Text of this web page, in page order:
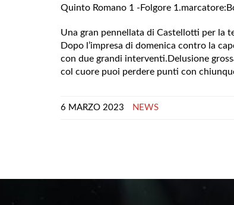
Quinto Romano 1 -Folgore
Una gran pennellata di Castellotti per la
Dopo l’impresa di domenica contro la
con due grandi interventi.Delusione
col cuore puoi perdere punti con
6 MARZO 2023 NEWS